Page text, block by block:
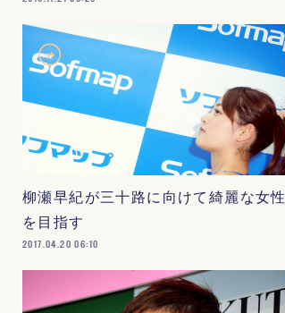
柳瀬早紀が三十路に向けて綺麗な女性
を目指す
2017.04.20 06:10